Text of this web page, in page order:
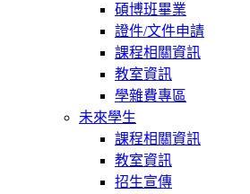
碩博班畢業
證件/文件申請
課程相關資訊
教室資訊
學雜費專區
未來學生
課程相關資訊
教室資訊
招生宣傳